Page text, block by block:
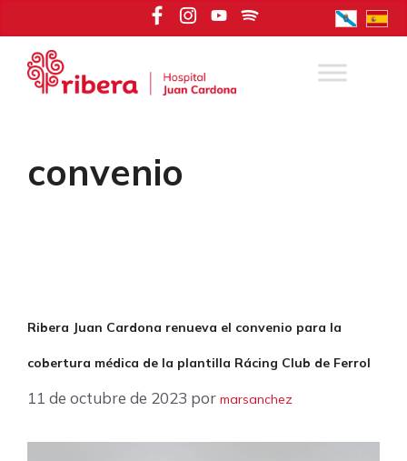
contenido
convenio
Ribera Juan Cardona renueva el convenio para la
cobertura médica de la plantilla Rácing Club de Ferrol
11 de octubre de 2023 por marsanchez